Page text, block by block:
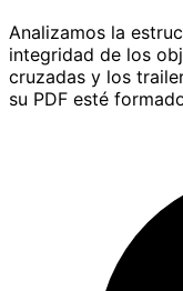
Analizamos la
integridad de los
cruzadas y los
su PDF esté